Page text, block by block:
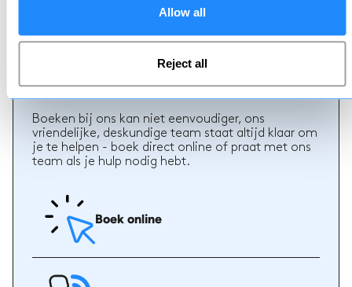
Allow all
Reject all
onze leraren voor een 5-sterrenervaring.
Boeken
Boeken bij ons kan niet eenvoudiger, ons
vriendelijke, deskundige team staat altijd klaar om
je te helpen - boek direct online of praat met ons
team als je hulp nodig hebt.
Boek online